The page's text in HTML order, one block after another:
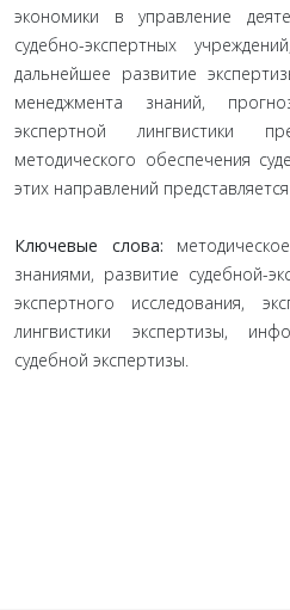
экономики в управление
судебно-экспертных
дальнейшее развитие
менеджмента знаний,
экспертной лингвистики
методического обеспечения
этих направлений
Ключевые слова:
знаниями, развитие судебной-
экспертного исследования,
лингвистики экспертизы,
судебной экспертизы.